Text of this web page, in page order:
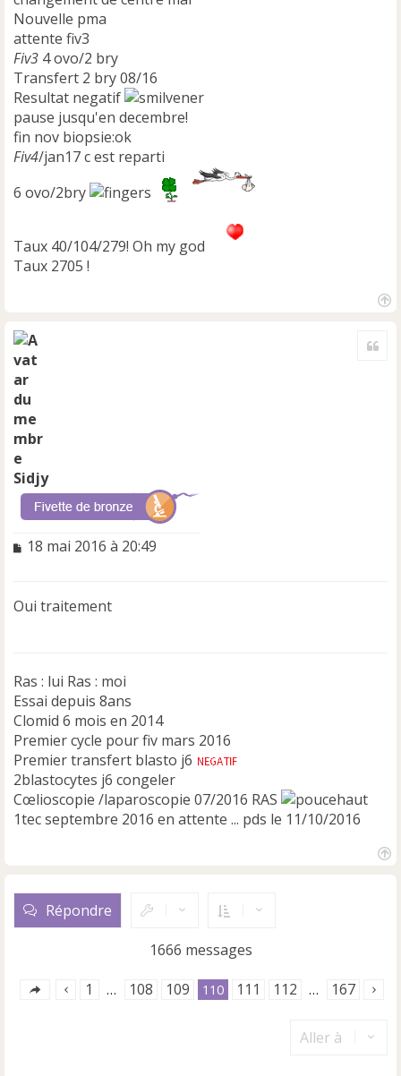
Nouvelle pma
attente fiv3
Fiv3 4 ovo/2 bry
Transfert 2 bry 08/16
Resultat negatif
pause jusqu'en decembre!
fin nov biopsie:ok
Fiv4/jan17 c est reparti
6 ovo/2bry
Taux 40/104/279! Oh my god
Taux 2705 !
Sidjy
M
a
o
n
l
u
18 mai 2016 à 20:49
Oui traitement
Ras : lui Ras : moi
Essai depuis 8ans
Clomid 6 mois en 2014
Premier cycle pour fiv mars 2016
Premier transfert blasto j6
2blastocytes j6 congeler
Cœlioscopie /laparoscopie 07/2016 RAS
1tec septembre 2016 en attente ... pds le 11/10/2016
Répondre
1666 messages
1 … 108 109 110 111 112 … 167
Aller à